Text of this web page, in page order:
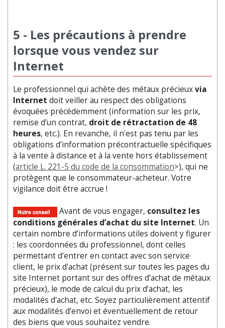
5 - Les précautions à prendre
lorsque vous vendez sur
Internet
Le professionnel qui achète des métaux précieuxvia
Internet doit veiller au respect des obligations
évoquées précédemment (information sur les prix,
remise d’un contrat, droit de rétractation de 48
heures, etc.). En revanche, il n'est pas tenu par les
obligations d’information précontractuelle spécifiques
à la vente à distance et à la vente hors établissement
(article L. 221-5 du code de la consommation>), qui ne
protègent que le consommateur-acheteur. Votre
vigilance doit être accrue !
Avant de vous engager, consultez les
conditions générales d’achat du site Internet. Un
certain nombre d’informations utiles doivent y figurer
: les coordonnées du professionnel, dont celles
permettant d'entrer en contact avec son service
client, le prix d'achat (présent sur toutes les pages du
site Internet portant sur des offres d'achat de métaux
précieux), le mode de calcul du prix d’achat, les
modalités d'achat, etc. Soyez particulièrement attentif
aux modalités d’envoi et éventuellement de retour
des biens que vous souhaitez vendre.